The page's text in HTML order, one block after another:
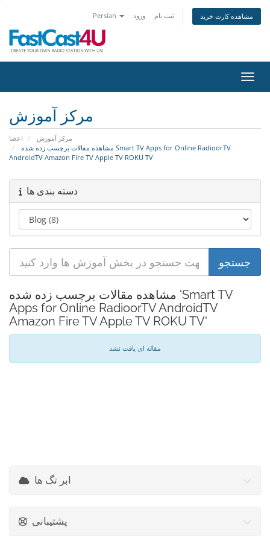
Persian ورود ثبت نام مشاهده کارت خرید
مرکز آموزش
اعضا
مرکز آموزش
AndroidTV Amazon Fire TV Apple TV ROKU TV
دسته بندی ها
مشاهده مقالات برچسب زده شده 'Smart TV
Apps for Online RadioorTV AndroidTV
Amazon Fire TV Apple TV ROKU TV'
مقاله ای یافت نشد
ابر تگ ها
پشتیبانی